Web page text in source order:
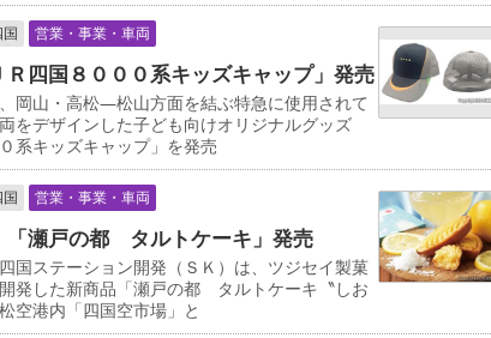
国 営業・事業・車両
四国８０００系キッズキャップ」発売
岡山・高松―松山方面を結ぶ特急に使用されて
をデザインした子ども向けオリジナルグッズ
系キッズキャップ」を発売
国 営業・事業・車両
瀬戸の都 タルトケーキ」発売
国ステーション開発（ＳＫ）は、ツジセイ製菓
開発した新商品「瀬戸の都 タルトケーキ〝しお
空港内「四国空市場」と